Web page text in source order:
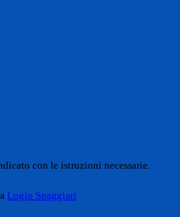
con le istruzioni necessarie.
Login Spaggiari